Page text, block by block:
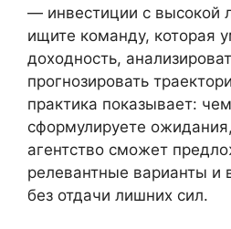
— инвестиции с высокой
ищите команду, которая
доходность,
прогнозировать
практика показывает:
сформулируете
агентство сможет
релевантные варианты и
без отдачи лишних сил.